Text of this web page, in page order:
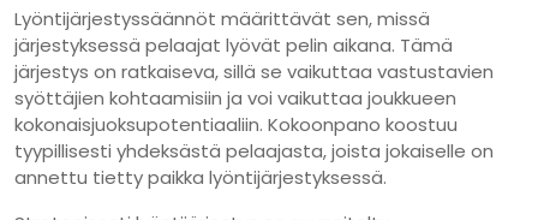
Lyöntijärjestyssäännöt määrittävät sen, missä
järjestyksessä pelaajat lyövät pelin aikana. Tämä
järjestys on ratkaiseva, sillä se vaikuttaa vastustavien
syöttäjien kohtaamisiin ja voi vaikuttaa joukkueen
kokonaisjuoksupotentiaaliin. Kokoonpano koostuu
tyypillisesti yhdeksästä pelaajasta, joista jokaiselle on
annettu tietty paikka lyöntijärjestyksessä.